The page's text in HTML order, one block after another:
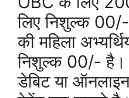
लिए निशुल्क
की महिला
निशुल्क 00/-
डेबिट या